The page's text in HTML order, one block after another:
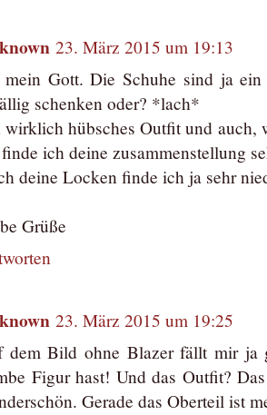
23. März 2015 um 19:13
mein Gott. Die Schuhe sind ja
schenken oder? *lach*
wirklich hübsches Outfit und auch,
ich deine zusammenstellung
deine Locken finde ich ja sehr
Grüße
23. März 2015 um 19:25
dem Bild ohne Blazer fällt mir ja
Figur hast! Und das Outfit?
Gerade das Oberteil ist